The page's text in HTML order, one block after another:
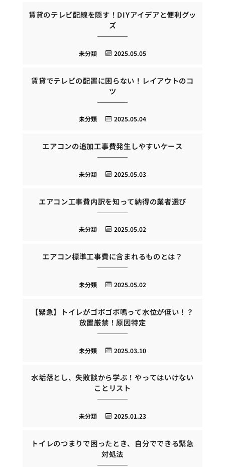
賃貸のテレビ配線を隠す！DIYアイデアと便利グッ
ズ
2025.05.05
未分類
賃貸でテレビの配置に困らない！レイアウトのコ
ツ
2025.05.04
未分類
エアコンの追加工事費発生しやすいケース
2025.05.03
未分類
エアコン工事費内訳を知って納得の業者選び
2025.05.02
未分類
エアコン標準工事費に含まれるものとは？
2025.05.02
未分類
【緊急】トイレがゴボゴボ鳴って水位が低い！？
放置厳禁！原因特定
2025.03.10
未分類
水垢落とし、失敗談から学ぶ！やってはいけない
ことリスト
2025.01.23
未分類
トイレのつまりで困ったとき、自分でできる緊急
対処法